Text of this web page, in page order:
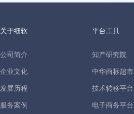
关于细软
公司简介
企业文化
发展历程
服务案例
平台工具
知产研究院
中华商标超市
技术转移平台
电子商务平台